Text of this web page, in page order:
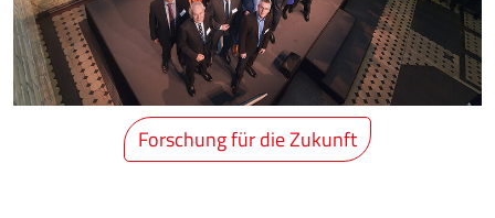
Forschung für die Zukunft